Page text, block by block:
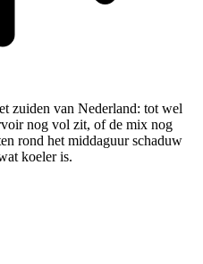
zuiden van Nederland: tot wel
nog vol zit, of de mix nog
rond het middaguur schaduw
koeler is.